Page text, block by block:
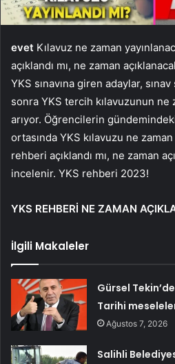
evet Kılavuz ne zaman
açıklandı mı, ne zaman
YKS sınavına giren adaylar,
sonra YKS tercih kılavuzunun ne
arıyor. Öğrencilerin
ortasında YKS kılavuzu ne
rehberi açıklandı mı, ne zaman
incelenir. YKS rehberi 2023!
YKS REHBERİ NE ZAMAN
İlgili Makaleler
Gürsel
Tarihi
Ağustos 7, 2026
Salihli